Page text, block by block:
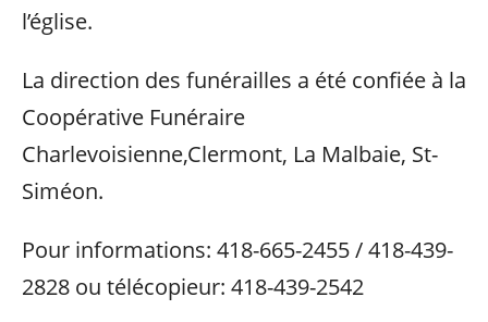
l’église.
La direction des funérailles a été confiée à la
Coopérative Funéraire
Charlevoisienne,Clermont, La Malbaie, St-
Siméon.
Pour informations: 418-665-2455 / 418-439-
2828 ou télécopieur: 418-439-2542